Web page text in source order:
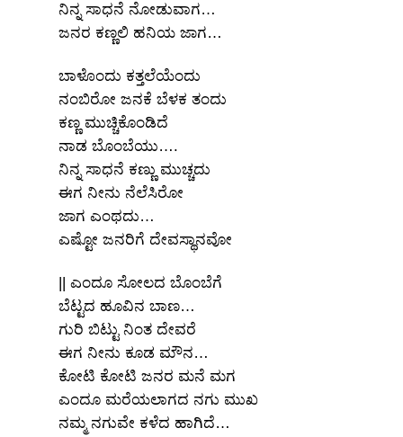
ನಿನ್ನ ಸಾಧನೆ ನೋಡುವಾಗ…
ಜನರ ಕಣ್ಣಲಿ ಹನಿಯ ಜಾಗ…
ಬಾಳೊಂದು ಕತ್ತಲೆಯೆಂದು
ನಂಬಿರೋ ಜನಕೆ ಬೆಳಕ ತಂದು
ಕಣ್ಣ ಮುಚ್ಚಿಕೊಂಡಿದೆ
ನಾಡ ಬೊಂಬೆಯು….
ನಿನ್ನ ಸಾಧನೆ ಕಣ್ಣು ಮುಚ್ಚದು
ಈಗ ನೀನು ನೆಲೆಸಿರೋ
ಜಾಗ ಎಂಥದು…
ಎಷ್ಟೋ ಜನರಿಗೆ ದೇವಸ್ಥಾನವೋ
|| ಎಂದೂ ಸೋಲದ ಬೊಂಬೆಗೆ
ಬೆಟ್ಟದ ಹೂವಿನ ಬಾಣ…
ಗುರಿ ಬಿಟ್ಟು ನಿಂತ ದೇವರೆ
ಈಗ ನೀನು ಕೂಡ ಮೌನ…
ಕೋಟಿ ಕೋಟಿ ಜನರ ಮನೆ ಮಗ
ಎಂದೂ ಮರೆಯಲಾಗದ ನಗು ಮುಖ
ನಮ್ಮ ನಗುವೇ ಕಳೆದ ಹಾಗಿದೆ…